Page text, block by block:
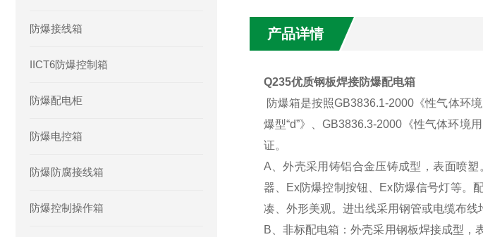
防爆接线箱
IICT6防爆控制箱
防爆配电柜
防爆电控箱
防爆防腐接线箱
防爆控制操作箱
产品详情
Q235优质钢板焊接防爆配电箱
防爆箱是按照GB3836.1-2000《性气体环
爆型“d”》、GB3836.3-2000《性气体环境
证。
A、外壳采用铸铝合金压铸成型，表面喷
器、Ex防爆控制按钮、Ex防爆信号灯等。
凑、外形美观。进出线采用钢管或电缆布线
B、非标配电箱：外壳采用钢板焊接成型，